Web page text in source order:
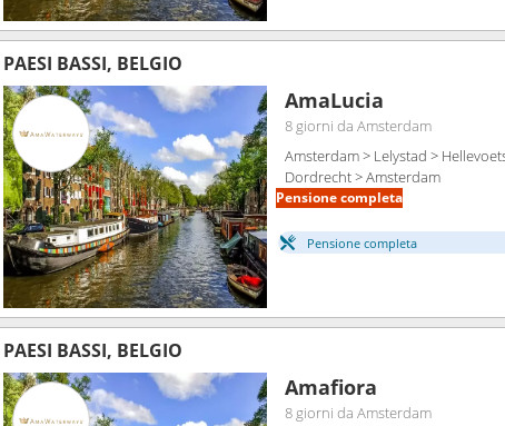
PAESI BASSI, BELGIO
AmaLucia
8 giorni da Amsterdam
Amsterdam > Lelystad >
Dordrecht > Amsterdam
Pensione completa
Pensione completa
PAESI BASSI, BELGIO
Amafiora
8 giorni da Amsterdam